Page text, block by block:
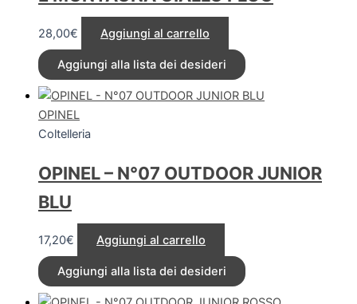
28,00€ Aggiungi al carrello
Aggiungi alla lista dei desideri
OPINEL
Coltelleria
OPINEL – N°07 OUTDOOR JUNIOR
BLU
17,20€ Aggiungi al carrello
Aggiungi alla lista dei desideri